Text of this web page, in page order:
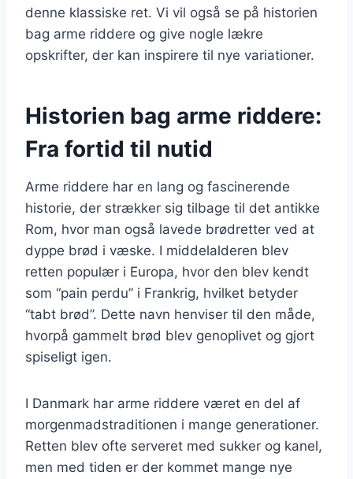
denne klassiske ret. Vi vil også se på historien
bag arme riddere og give nogle lækre
opskrifter, der kan inspirere til nye variationer.
Historien bag arme riddere:
Fra fortid til nutid
Arme riddere har en lang og fascinerende
historie, der strækker sig tilbage til det antikke
Rom, hvor man også lavede brødretter ved at
dyppe brød i væske. I middelalderen blev
retten populær i Europa, hvor den blev kendt
som “pain perdu” i Frankrig, hvilket betyder
“tabt brød”. Dette navn henviser til den måde,
hvorpå gammelt brød blev genoplivet og gjort
spiseligt igen.
I Danmark har arme riddere været en del af
morgenmadstraditionen i mange generationer.
Retten blev ofte serveret med sukker og kanel,
men med tiden er der kommet mange nye